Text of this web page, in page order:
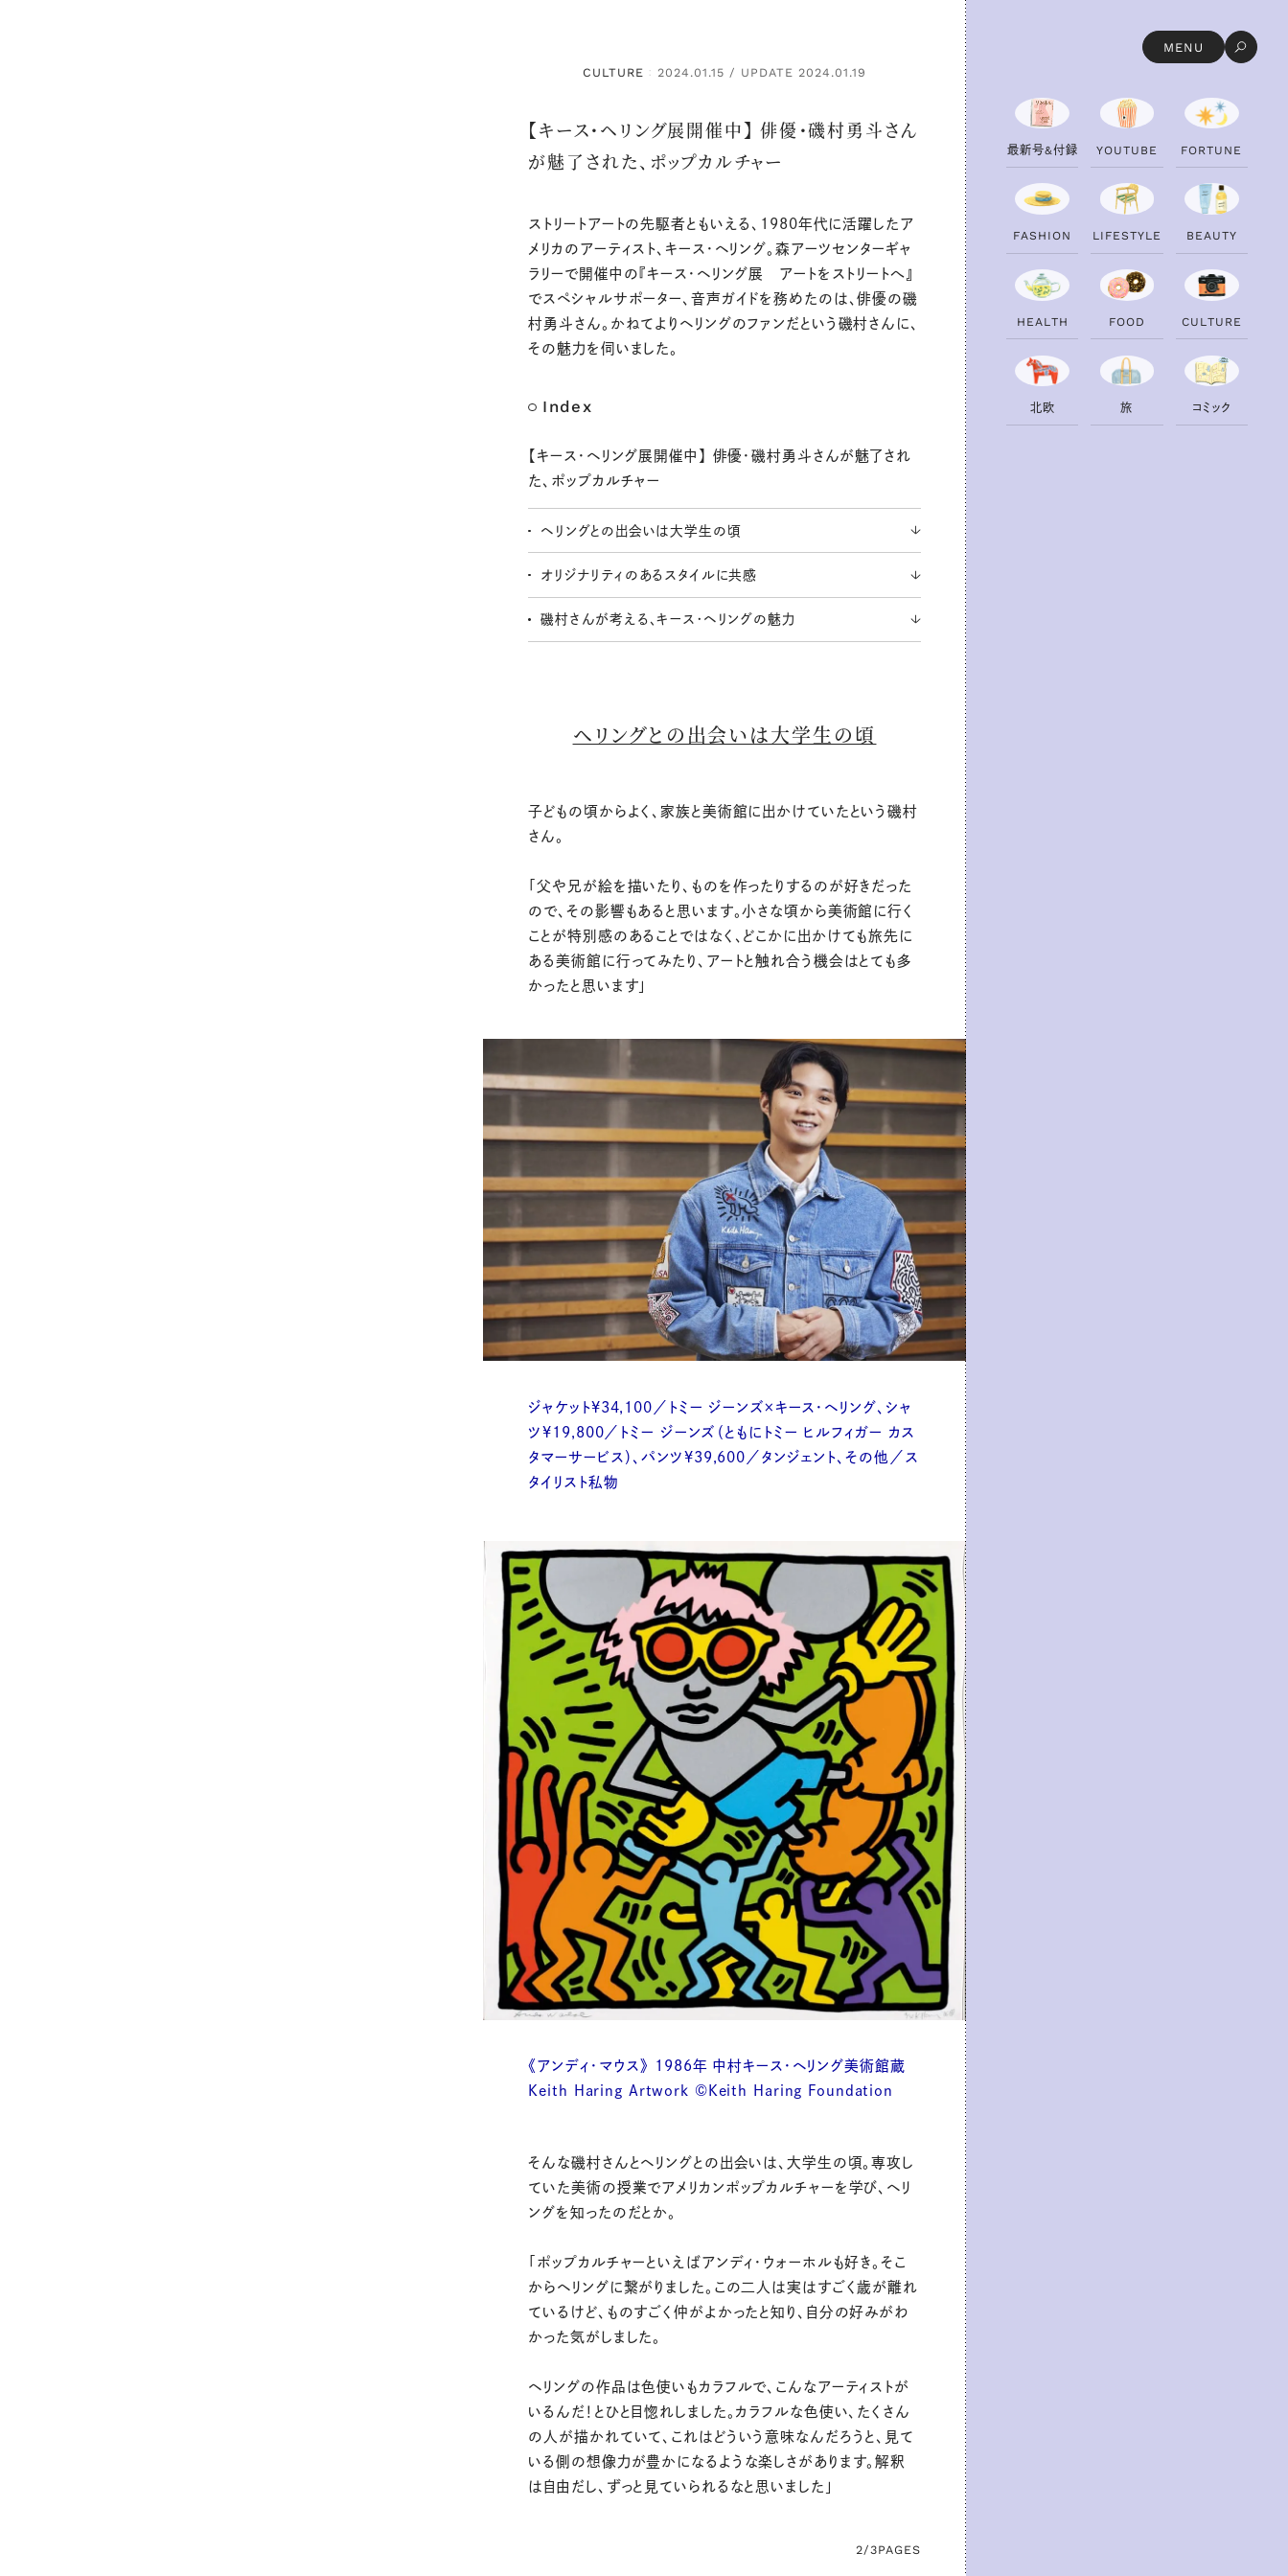
MENU
CULTURE
： 2024.01.15 / UPDATE 2024.01.19
【キース・ヘリング展開催中】 俳優・磯村勇斗さん
が魅了された、ポップカルチャー
ストリートアートの先駆者ともいえる、1980年代に活躍したア
メリカのアーティスト、キース・ヘリング。森アーツセンターギャ
ラリーで開催中の『キース・ヘリング展 アートをストリートへ』
でスペシャルサポーター、音声ガイドを務めたのは、俳優の磯
村勇斗さん。かねてよりヘリングのファンだという磯村さんに、
その魅力を伺いました。
Index
【キース・ヘリング展開催中】 俳優・磯村勇斗さんが魅了され
た、ポップカルチャー
ヘリングとの出会いは大学生の頃
オリジナリティのあるスタイルに共感
磯村さんが考える、キース・ヘリングの魅力
ヘリングとの出会いは大学生の頃
子どもの頃からよく、家族と美術館に出かけていたという磯村
さん。
「父や兄が絵を描いたり、ものを作ったりするのが好きだった
ので、その影響もあると思います。小さな頃から美術館に行く
ことが特別感のあることではなく、どこかに出かけても旅先に
ある美術館に行ってみたり、アートと触れ合う機会はとても多
かったと思います」
ジャケット¥34,100／トミー ジーンズ×キース・ヘリング、シャ
ツ¥19,800／トミー ジーンズ（ともにトミー ヒルフィガー カス
タマーサービス）、パンツ¥39,600／タンジェント、その他／ス
タイリスト私物
《アンディ・マウス》 1986年 中村キース・ヘリング美術館蔵
Keith Haring Artwork ©Keith Haring Foundation
そんな磯村さんとヘリングとの出会いは、大学生の頃。専攻し
ていた美術の授業でアメリカンポップカルチャーを学び、ヘリ
ングを知ったのだとか。
「ポップカルチャーといえばアンディ・ウォーホルも好き。そこ
からヘリングに繋がりました。この二人は実はすごく歳が離れ
ているけど、ものすごく仲がよかったと知り、自分の好みがわ
かった気がしました。
ヘリングの作品は色使いもカラフルで、こんなアーティストが
いるんだ！とひと目惚れしました。カラフルな色使い、たくさん
の人が描かれていて、これはどういう意味なんだろうと、見て
いる側の想像力が豊かになるような楽しさがあります。解釈
は自由だし、ずっと見ていられるなと思いました」
2/3PAGES
最新号&付録 YOUTU B E FORTU N E
FAS H ION LI FESTYLE B EAUTY
H EALTH FOOD CU LTU RE
北欧 旅 コ ミ ック